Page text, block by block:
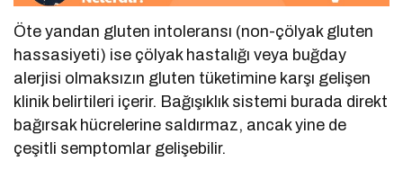
Öte yandan gluten intoleransı (non-çölyak gluten
hassasiyeti) ise çölyak hastalığı veya buğday
alerjisi olmaksızın gluten tüketimine karşı gelişen
klinik belirtileri içerir. Bağışıklık sistemi burada direkt
bağırsak hücrelerine saldırmaz, ancak yine de
çeşitli semptomlar gelişebilir.